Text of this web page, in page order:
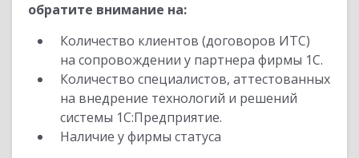
обратите внимание на:
Количество клиентов (договоров ИТС)
на сопровождении у партнера фирмы 1С.
Количество специалистов, аттестованных
на внедрение технологий и решений
системы 1С:Предприятие.
Наличие у фирмы статуса